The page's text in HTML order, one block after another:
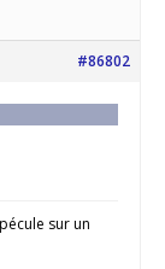
#86802
sur un